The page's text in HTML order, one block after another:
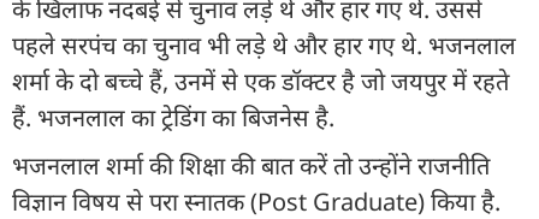
के खिलाफ नदबई से चुनाव लड़े थे और हार गए थे. उससे
पहले सरपंच का चुनाव भी लड़े थे और हार गए थे. भजनलाल
शर्मा के दो बच्चे हैं, उनमें से एक डॉक्टर है जो जयपुर में रहते
हैं. भजनलाल का ट्रेडिंग का बिजनेस है.
भजनलाल शर्मा की श‍िक्षा की बात करें तो उन्होंने राजनीति
विज्ञान विषय से परा स्नातक (Post Graduate) किया है.